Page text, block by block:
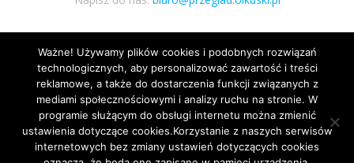
Podążaj za nami
Ważne! Używamy plików cookies i podobnych rozwiązań
technologicznych, aby personalizować zawartość i treści
reklamowe, a także do dostarczenia funkcji związanych z
mediami społecznościowymi i analizy ruchu na stronie. W
programie służącym do obsługi internetu można zmienić
ustawienia dotyczące cookies.Korzystanie z naszych serwisów
internetowych bez zmiany ustawień dotyczących cookies